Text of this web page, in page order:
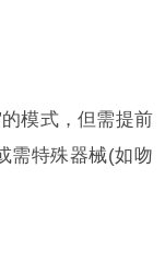
模式，但需提前
需特殊器械(如吻